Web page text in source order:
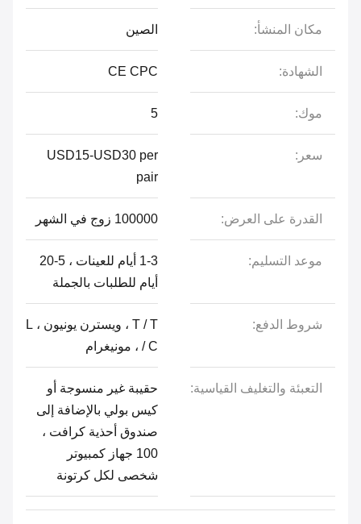
مكان المنشأ: الصين
الشهادة: CE CPC
موك:
سعر:
USD15-USD30 per
القدرة على العرض: 100000 زوج في الشهر
موعد التسليم:
1-3 أيام للعينات ، 5-20
أيام للطلبات بالجملة
شروط الدفع:
T / T ، ويسترن يونيون ، L
التعبئة والتغليف القياسية:
حقيبة غير منسوجة أو
كيس بولي بالإضافة إلى
صندوق أحذية كرافت ،
100 جهاز كمبيوتر
شخصى لكل كرتونة